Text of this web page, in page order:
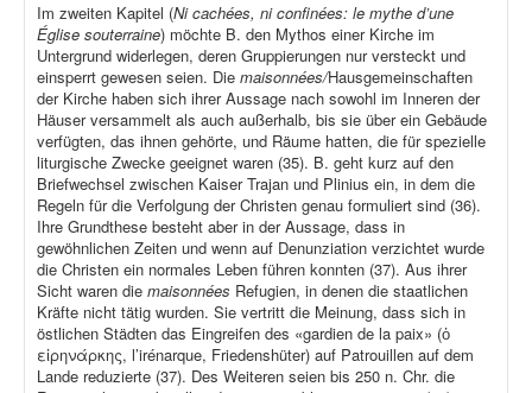
Im zweiten Kapitel (Ni cachées, ni confinées: le mythe d’une
Église souterraine) möchte B. den Mythos einer Kirche im
Untergrund widerlegen, deren Gruppierungen nur versteckt und
einsperrt gewesen seien. Die maisonnées/Hausgemeinschaften
der Kirche haben sich ihrer Aussage nach sowohl im Inneren der
Häuser versammelt als auch außerhalb, bis sie über ein Gebäude
verfügten, das ihnen gehörte, und Räume hatten, die für spezielle
liturgische Zwecke geeignet waren (35). B. geht kurz auf den
Briefwechsel zwischen Kaiser Trajan und Plinius ein, in dem die
Regeln für die Verfolgung der Christen genau formuliert sind (36).
Ihre Grundthese besteht aber in der Aussage, dass in
gewöhnlichen Zeiten und wenn auf Denunziation verzichtet wurde
die Christen ein normales Leben führen konnten (37). Aus ihrer
Sicht waren die maisonnées Refugien, in denen die staatlichen
Kräfte nicht tätig wurden. Sie vertritt die Meinung, dass sich in
östlichen Städten das Eingreifen des «gardien de la paix» (ὁ
εἰρηνάρκης, l’irénarque, Friedenshüter) auf Patrouillen auf dem
Lande reduzierte (37). Des Weiteren seien bis 250 n. Chr. die